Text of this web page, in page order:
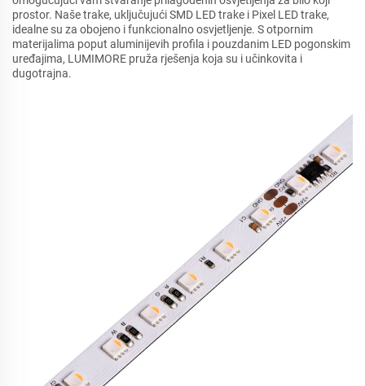
prostor. Naše trake, uključujući SMD LED trake i Pixel LED trake,
idealne su za obojeno i funkcionalno osvjetljenje. S otpornim
materijalima poput aluminijevih profila i pouzdanim LED pogonskim
uređajima, LUMIMORE pruža rješenja koja su i učinkovita i
dugotrajna.